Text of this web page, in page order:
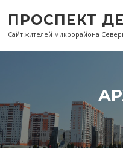
содержанию
ПРОСПЕКТ
Сайт жителей микрорайона